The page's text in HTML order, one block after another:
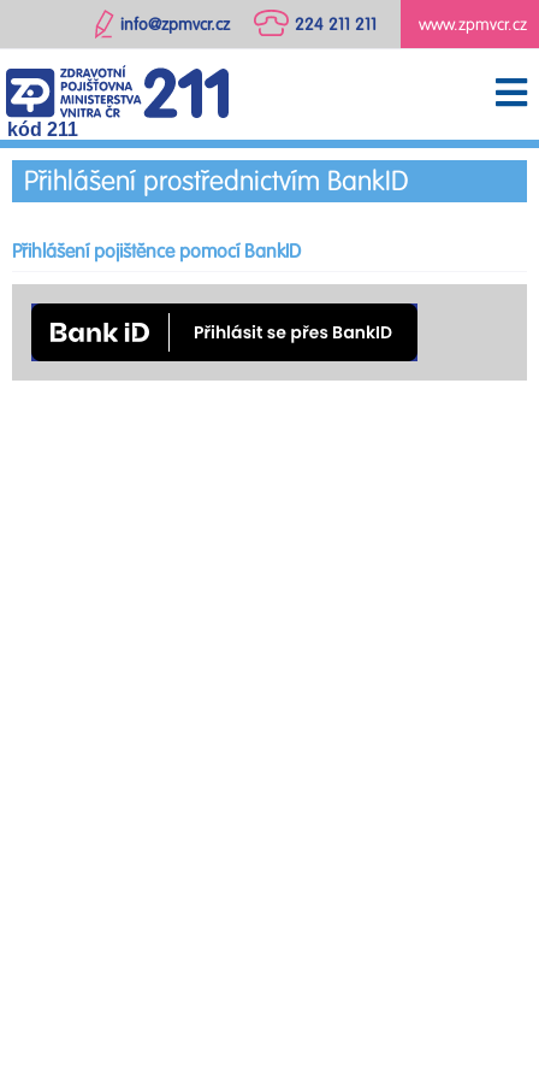
www.zpmvcr.cz
224 211 211
info@zpmvcr.cz
kód 211
Přihlášení prostřednictvím BankID
Přihlášení pojištěnce pomocí BankID